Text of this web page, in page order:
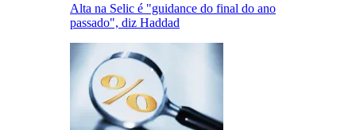
Alta na Selic é "guidance do final do ano
passado", diz Haddad